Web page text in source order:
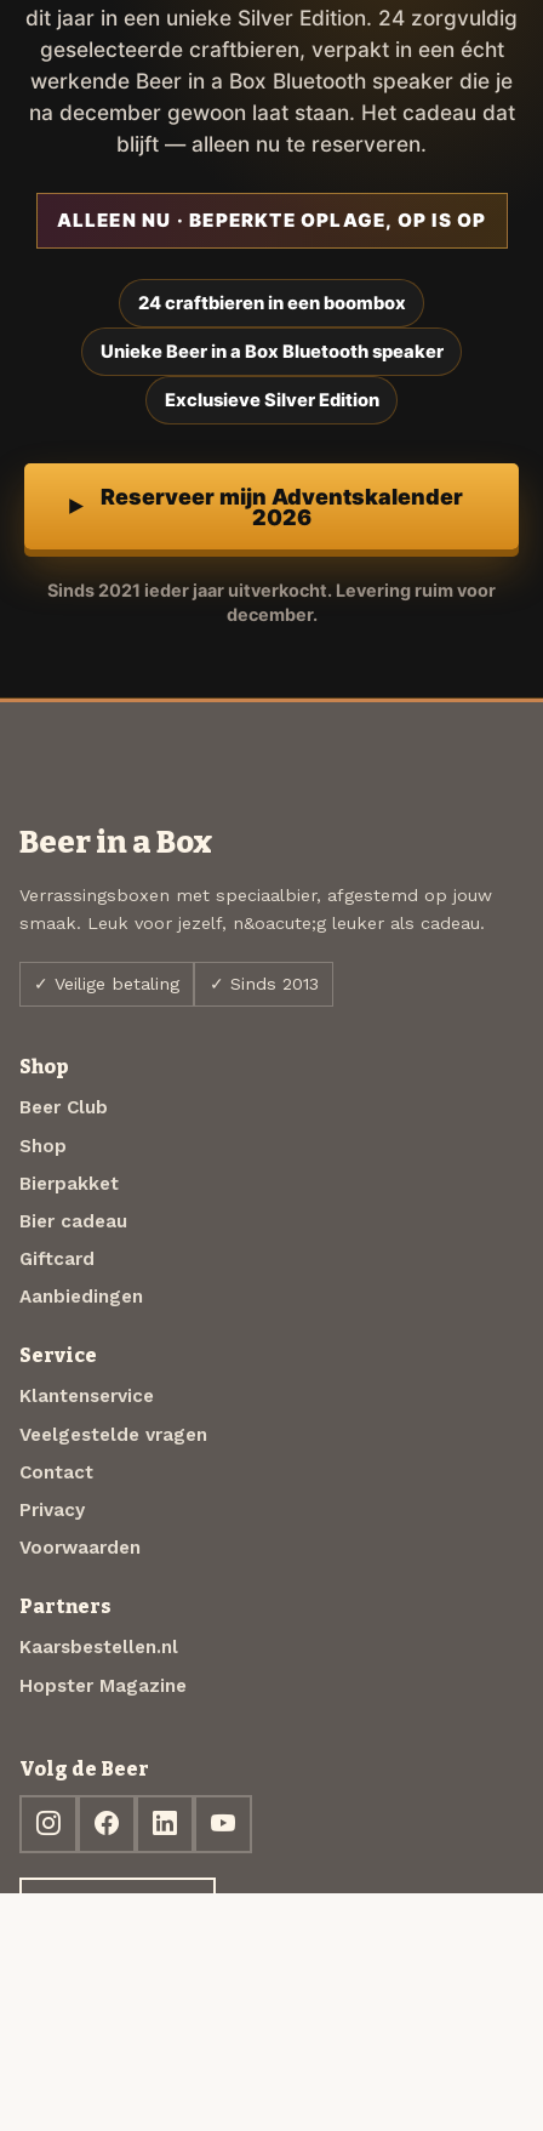
dit jaar in een unieke Silver Edition. 24 zorgvuldig
geselecteerde craftbieren, verpakt in een écht
werkende Beer in a Box Bluetooth speaker die je
na december gewoon laat staan. Het cadeau dat
blijft — alleen nu te reserveren.
ALLEEN NU · BEPERKTE OPLAGE, OP IS OP
24 craftbieren in een boombox
Unieke Beer in a Box Bluetooth speaker
Exclusieve Silver Edition
Reserveer mijn Adventskalender
2026
Sinds 2021 ieder jaar uitverkocht. Levering ruim voor
december.
Beer in a Box
Verrassingsboxen met speciaalbier, afgestemd op jouw
smaak. Leuk voor jezelf, n&oacute;g leuker als cadeau.
✓ Veilige betaling ✓ Sinds 2013
Shop
Beer Club
Shop
Bierpakket
Bier cadeau
Giftcard
Aanbiedingen
Service
Klantenservice
Veelgestelde vragen
Contact
Privacy
Voorwaarden
Partners
Kaarsbestellen.nl
Hopster Magazine
Volg de Beer